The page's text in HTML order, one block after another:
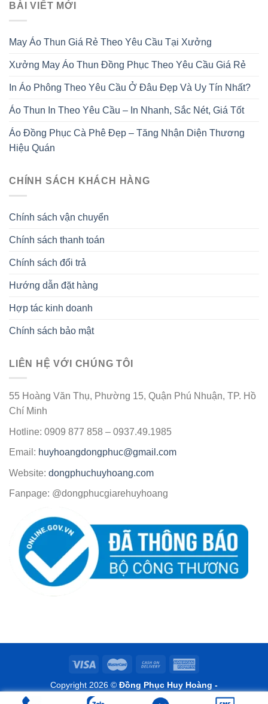
BÀI VIẾT MỚI
May Áo Thun Giá Rẻ Theo Yêu Cầu Tại Xưởng
Xưởng May Áo Thun Đồng Phục Theo Yêu Cầu Giá Rẻ
In Áo Phông Theo Yêu Cầu Ở Đâu Đẹp Và Uy Tín Nhất?
Áo Thun In Theo Yêu Cầu – In Nhanh, Sắc Nét, Giá Tốt
Áo Đồng Phục Cà Phê Đẹp – Tăng Nhận Diện Thương
Hiệu Quán
CHÍNH SÁCH KHÁCH HÀNG
Chính sách vận chuyển
Chính sách thanh toán
Chính sách đổi trả
Hướng dẫn đặt hàng
Hợp tác kinh doanh
Chính sách bảo mật
LIÊN HỆ VỚI CHÚNG TÔI
55 Hoàng Văn Thụ, Phường 15, Quận Phú Nhuận, TP. Hồ
Chí Minh
Hotline: 0909 877 858 – 0937.49.1985
Email: huyhoangdongphuc@gmail.com
Website: dongphuchuyhoang.com
Fanpage: @dongphucgiarehuyhoang
Copyright 2026 © Đồng Phục Huy Hoàng -
www.dongphuchuyhoang.com